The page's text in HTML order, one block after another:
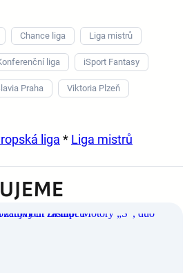
Chance liga Liga mistrů
liga iSport Fantasy
Praha Viktoria Plzeň
liga * Liga mistrů